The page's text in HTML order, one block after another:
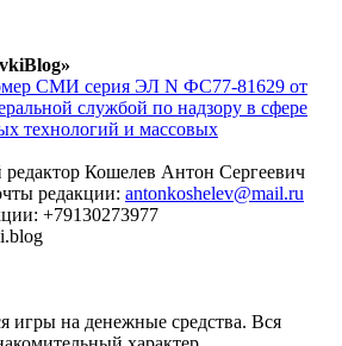
СМИ серия ЭЛ N ФС77-81629 от
службой по надзору в сфере
технологий и массовых
редактор Кошелев Антон Сергеевич
редакции: antonkoshelev@mail.ru
+79130273977
игры на денежные средства. Вся